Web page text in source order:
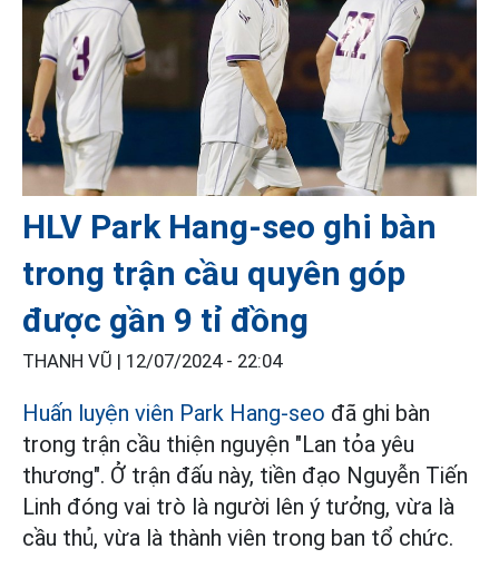
HLV Park Hang-seo ghi bàn
trong trận cầu quyên góp
được gần 9 tỉ đồng
THANH VŨ | 12/07/2024 - 22:04
Huấn luyện viên Park Hang-seo đã ghi bàn
trong trận cầu thiện nguyện "Lan tỏa yêu
thương". Ở trận đấu này, tiền đạo Nguyễn Tiến
Linh đóng vai trò là người lên ý tưởng, vừa là
cầu thủ, vừa là thành viên trong ban tổ chức.